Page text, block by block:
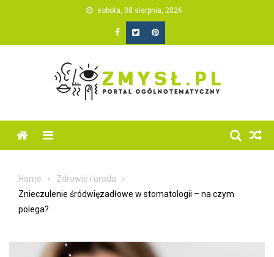
sobota, 08 sierpnia, 2026
Home
Zdrowie i uroda
Znieczulenie śródwięzadłowe w stomatologii – na czym
polega?